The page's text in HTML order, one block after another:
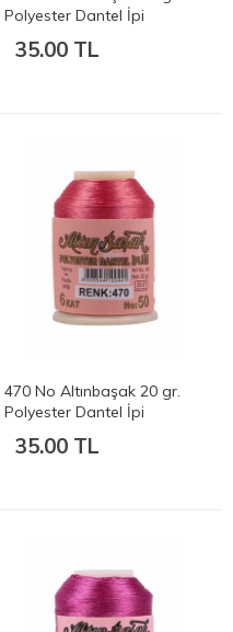
Polyester Dantel İpi
35.00 TL
470 No Altınbaşak 20 gr.
Polyester Dantel İpi
35.00 TL